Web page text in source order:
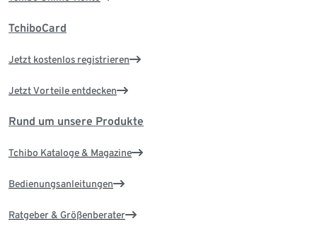
TchiboCard
Jetzt kostenlos registrieren
Jetzt Vorteile entdecken
Rund um unsere Produkte
Tchibo Kataloge & Magazine
Bedienungsanleitungen
Ratgeber & Größenberater